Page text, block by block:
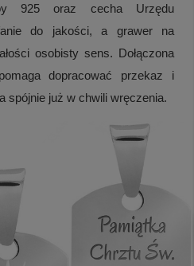
925 oraz cecha Urzędu
do jakości, a grawer na
osobisty sens. Dołączona
dopracować przekaz i
spójnie już w chwili wręczenia.